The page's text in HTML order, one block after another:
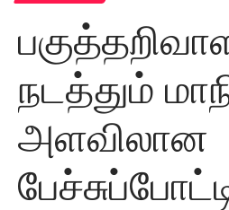
நடத்தும்
அளவிலான